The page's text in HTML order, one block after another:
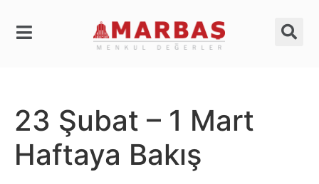
23 Şubat – 1 Mart
Haftaya Bakış